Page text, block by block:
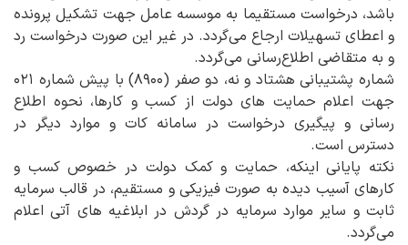
باشد، درخواست مستقیما به موسسه عامل جهت تشکیل پرونده
و اعطای تسهیلات ارجاع می‌گردد. در غیر این صورت درخواست رد
و به متقاضی اطلاع‌رسانی می‌گردد.
شماره پشتیبانی هشتاد و نه، دو صفر (۸۹۰۰) با پیش شماره ۰۲۱
جهت اعلام حمایت های دولت از کسب و کارها، نحوه اطلاع
رسانی و پیگیری درخواست در سامانه کات و موارد دیگر در
دسترس است.
نکته پایانی اینکه، حمایت و کمک دولت در خصوص کسب و
کارهای آسیب دیده به صورت فیزیکی و مستقیم، در قالب سرمایه
ثابت و سایر موارد سرمایه در گردش در ابلاغیه های آتی اعلام
می‌گردد.